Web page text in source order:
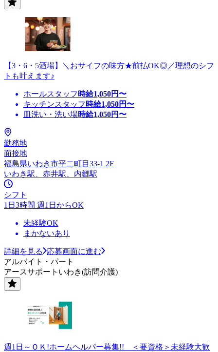
【3・6・5酒場】＼おサイフの味方★前払OK◎／理想のシフ
トも叶えます♪
ホールスタッフ 時給1,050円〜
キッチンスタッフ 時給1,050円〜
皿洗い・洗い場時給1,050円〜
勤務地
面接地
福島県いわき市平二町目33-1 2F
いわき駅、赤井駅、内郷駅
シフト
1日3時間 週1日からOK
未経験OK
まかないあり
詳細を見る
応募画面に進む
アルバイト・パート
アースサポートいわき(訪問介護)
週1日～ＯＫ!ホームヘルパー募集!! ＜要資格＞未経験大歓